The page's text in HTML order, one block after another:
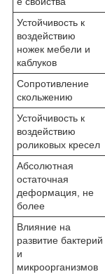
Устойчивость к
воздействию
ножек мебели и
каблуков
Сопротивление
скольжению
Устойчивость к
воздействию
роликовых кресел
Абсолютная
остаточная
деформация, не
более
Влияние на
развитие бактерий
и
микроорганизмов